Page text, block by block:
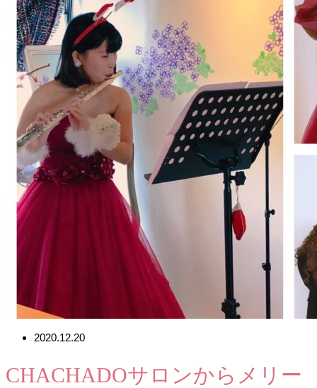
2020.12.20
CHACHADOサロンからメリー